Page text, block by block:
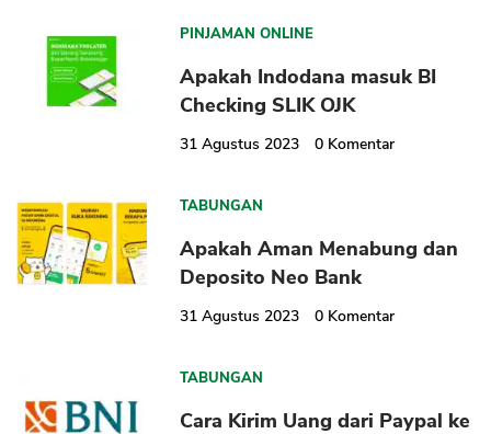
PINJAMAN ONLINE
Apakah Indodana masuk BI
Checking SLIK OJK
31 Agustus 2023 0 Komentar
TABUNGAN
Apakah Aman Menabung dan
Deposito Neo Bank
31 Agustus 2023 0 Komentar
TABUNGAN
Cara Kirim Uang dari Paypal ke